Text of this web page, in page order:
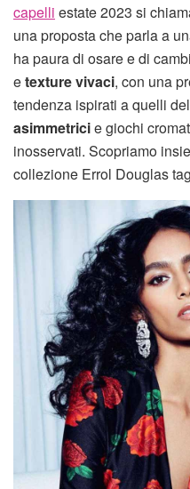
capelli estate 2023 si
una proposta che parla a
ha paura di osare e di
etexture vivaci, con una
tendenza ispirati a quelli
asimmetricie giochi
inosservati. Scopriamo
collezione Errol Douglas